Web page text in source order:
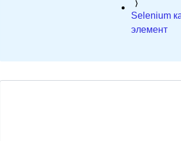
Selenium
элемент